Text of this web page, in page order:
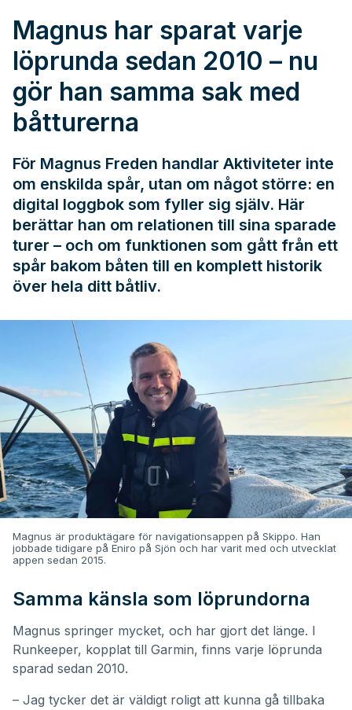
Magnus har sparat varje
löprunda sedan 2010 – nu
gör han samma sak med
båtturerna
För Magnus Freden handlar Aktiviteter inte
om enskilda spår, utan om något större: en
digital loggbok som fyller sig själv. Här
berättar han om relationen till sina sparade
turer – och om funktionen som gått från ett
spår bakom båten till en komplett historik
över hela ditt båtliv.
Magnus är produktägare för navigationsappen på Skippo. Han
jobbade tidigare på Eniro på Sjön och har varit med och utvecklat
appen sedan 2015.
Samma känsla som löprundorna
Magnus springer mycket, och har gjort det länge. I
Runkeeper, kopplat till Garmin, finns varje löprunda
sparad sedan 2010.
– Jag tycker det är väldigt roligt att kunna gå tillbaka